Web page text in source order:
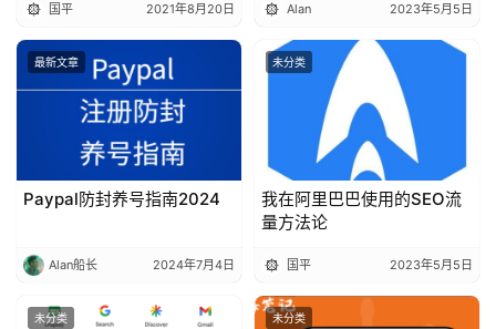
国平 2021年8月20日 Alan 2023年5月5日
最新文章
Paypal防封养号指南2024
Alan船长 2024年7月4日
未分类
我在阿里巴巴使用的SEO流
量方法论
国平 2023年5月5日
未分类 未分类